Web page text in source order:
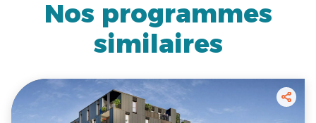
Nos programmes
similaires